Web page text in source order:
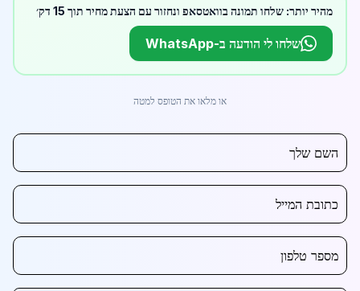
מהיר יותר: שלחו תמונה בוואטסאפ ונחזור עם הצעת מחיר תוך 15 דק׳
שלחו לי הודעה ב-WhatsApp
או מלאו את הטופס למטה